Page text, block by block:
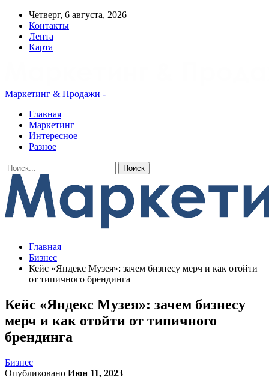
Четверг, 6 августа, 2026
Контакты
Лента
Карта
Маркетинг & Продажи -
Главная
Маркетинг
Интересное
Разное
Главная
Бизнес
Кейс «Яндекс Музея»: зачем бизнесу мерч и как отойти
от типичного брендинга
Кейс «Яндекс Музея»: зачем бизнесу
мерч и как отойти от типичного
брендинга
Бизнес
Опубликовано Июн 11, 2023